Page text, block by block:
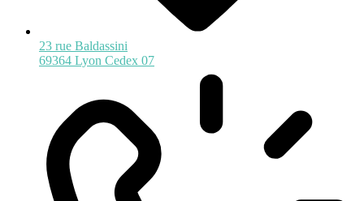
23 rue Baldassini
69364 Lyon Cedex 07